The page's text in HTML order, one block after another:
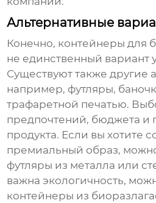
Альтернативные
Конечно, контейнеры для
не единственный вариант
Существуют также другие
например, футляры,
трафаретной печатью.
предпочтений, бюджета и
продукта. Если вы хотите
премиальный образ,
футляры из металла или
важна экологичность,
контейнеры из